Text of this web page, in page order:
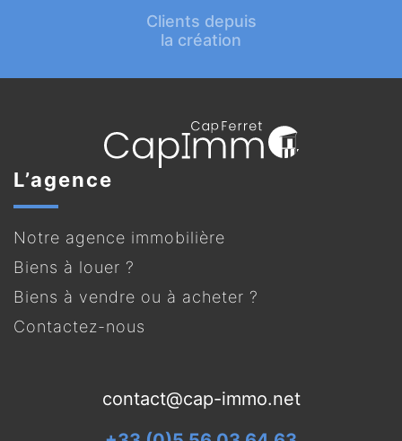
Clients depuis
la création
L’agence
Notre agence immobilière
Biens à louer ?
Biens à vendre ou à acheter ?
Contactez-nous
contact@cap-immo.net